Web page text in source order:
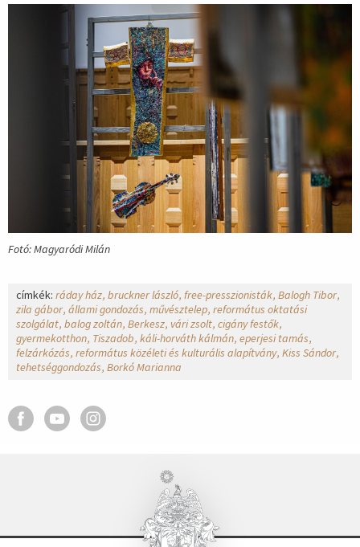
Fotó: Magyaródi Milán
címkék: ráday ház bruckner lászló free-presszionisták Balogh Tibor
zila gábor állami gondozás művésztelep református oktatási
szolgálat balog zoltán Berkesz vári zsolt cigány festők
gyermekotthon Tiszadob káli-horváth kálmán eperjesi tamás
felzárkózás református közéleti és kulturális alapítvány Kiss Sándor
tehetséggondozás Borkó Marianna